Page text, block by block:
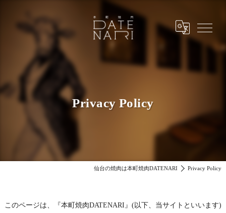
Privacy Policy
仙台の焼肉は本町焼肉DATENARI Privacy Policy
このページは、『本町焼肉DATENARI』(以下、当サイトといいます)